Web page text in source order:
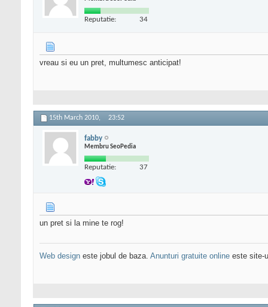
Reputatie: 34
vreau si eu un pret, multumesc anticipat!
15th March 2010, 23:52
fabby
Membru SeoPedia
Reputatie: 37
un pret si la mine te rog!
Web design este jobul de baza. Anunturi gratuite online este site-